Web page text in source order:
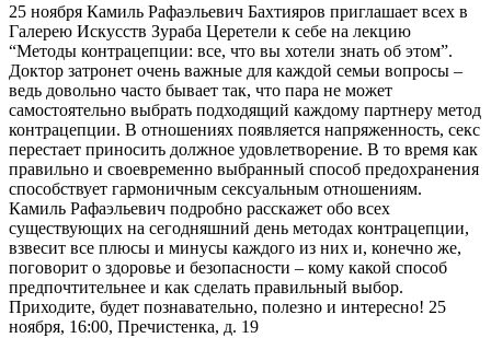
25 ноября Камиль Рафаэльевич Бахтияров приглашает всех в
Галерею Искусств Зураба Церетели к себе на лекцию
“Методы контрацепции: все, что вы хотели знать об этом”.
Доктор затронет очень важные для каждой семьи вопросы –
ведь довольно часто бывает так, что пара не может
самостоятельно выбрать подходящий каждому партнеру метод
контрацепции. В отношениях появляется напряженность, секс
перестает приносить должное удовлетворение. В то время как
правильно и своевременно выбранный способ предохранения
способствует гармоничным сексуальным отношениям.
Камиль Рафаэльевич подробно расскажет обо всех
существующих на сегодняшний день методах контрацепции,
взвесит все плюсы и минусы каждого из них и, конечно же,
поговорит о здоровье и безопасности – кому какой способ
предпочтительнее и как сделать правильный выбор.
Приходите, будет познавательно, полезно и интересно! 25
ноября, 16:00, Пречистенка, д. 19